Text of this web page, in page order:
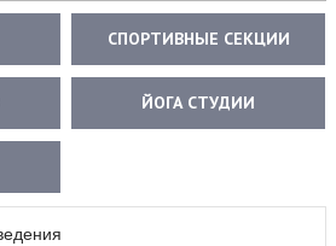
СПОРТИВНЫЕ СЕКЦИИ
ЙОГА СТУДИИ